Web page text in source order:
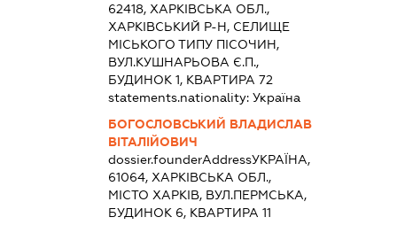
62418, ХАРКІВСЬКА ОБЛ.,
ХАРКІВСЬКИЙ Р-Н, СЕЛИЩЕ
МІСЬКОГО ТИПУ ПІСОЧИН,
ВУЛ.КУШНАРЬОВА Є.П.,
БУДИНОК 1, КВАРТИРА 72
statements.nationality: Україна
БОГОСЛОВСЬКИЙ ВЛАДИСЛАВ
ВІТАЛІЙОВИЧ
dossier.founderAddressУКРАЇНА,
61064, ХАРКІВСЬКА ОБЛ.,
МІСТО ХАРКІВ, ВУЛ.ПЕРМСЬКА,
БУДИНОК 6, КВАРТИРА 11